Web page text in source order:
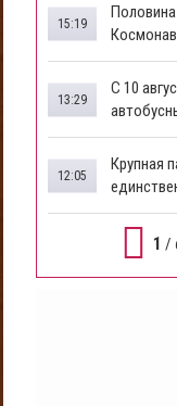
15:19
​С 10
13:29
​Крупная
12:05
1 /